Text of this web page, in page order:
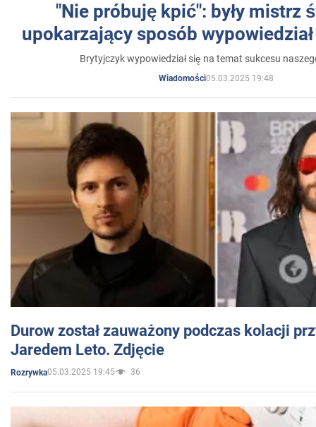
"Nie próbuję kpić": były mistrz
upokarzający sposób
Brytyjczyk wypowiedział się na temat sukcesu
Wiadomości05.03.2025 19:48
Durow został zauważony podczas kolacji
Jaredem Leto. Zdjęcie
Rozrywka05.03.2025 19:45 36